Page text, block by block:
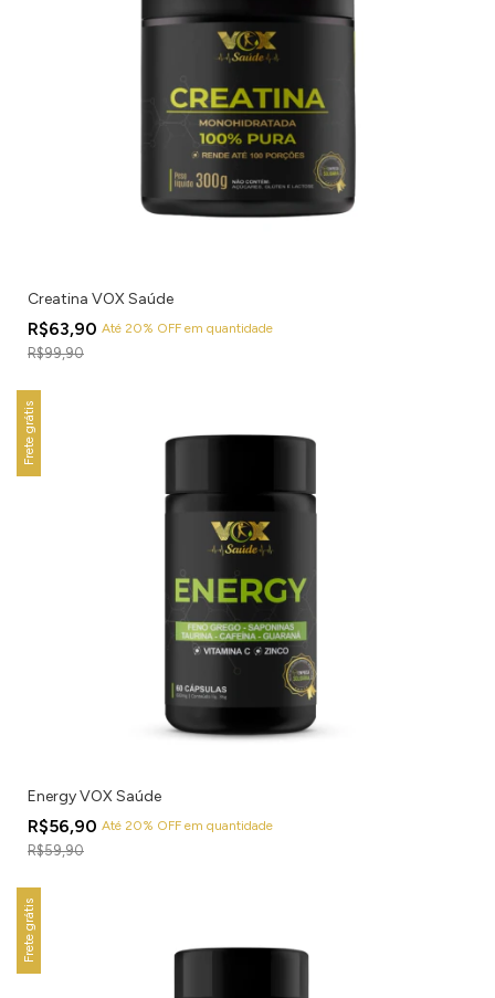
Creatina VOX Saúde
R$63,90 Até 20% OFF em quantidade
R$99,90
Frete grátis
Energy VOX Saúde
R$56,90 Até 20% OFF em quantidade
R$59,90
Frete grátis